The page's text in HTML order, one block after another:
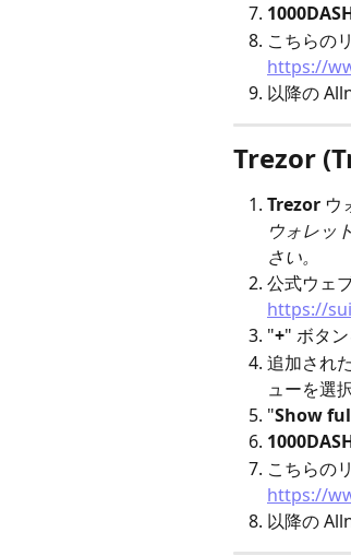
こちらの
https://
以降の
Trezor
Trezor ウ
ウォレッ
さい。
公式ウェ
https://
"+" ボタン
追加され
ューを選
"Show
こちらの
https://
以降の